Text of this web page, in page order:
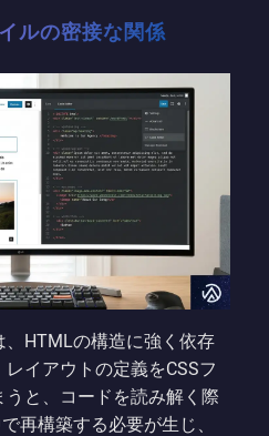
ルの密接な関係
、HTMLの構造に強く依存
イアウトの定義をCSSフ
と、コードを読み解く際
再構築する必要が生じ、